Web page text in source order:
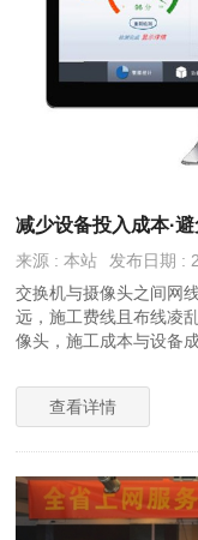
减少设备投入成本·
来源 : 本站 发布日期 :
交换机与摄像头之间网
远，施工费线且布线凌
像头，施工成本与设备
查看详情